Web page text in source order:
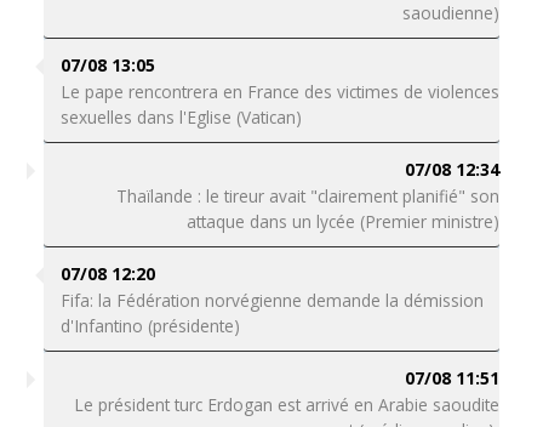
saoudienne)
07/08 13:05
Le pape rencontrera en France des victimes de violences
sexuelles dans l'Eglise (Vatican)
07/08 12:34
Thaïlande : le tireur avait "clairement planifié" son
attaque dans un lycée (Premier ministre)
07/08 12:20
Fifa: la Fédération norvégienne demande la démission
d'Infantino (présidente)
07/08 11:51
Le président turc Erdogan est arrivé en Arabie saoudite